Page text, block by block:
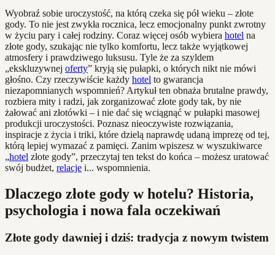
Wyobraź sobie uroczystość, na którą czeka się pół wieku – złote
gody. To nie jest zwykła rocznica, lecz emocjonalny punkt zwrotny
w życiu pary i całej rodziny. Coraz więcej osób wybiera hotel na
złote gody, szukając nie tylko komfortu, lecz także wyjątkowej
atmosfery i prawdziwego luksusu. Tyle że za szyldem
„ekskluzywnej oferty” kryją się pułapki, o których nikt nie mówi
głośno. Czy rzeczywiście każdy hotel to gwarancja
niezapomnianych wspomnień? Artykuł ten obnaża brutalne prawdy,
rozbiera mity i radzi, jak zorganizować złote gody tak, by nie
żałować ani złotówki – i nie dać się wciągnąć w pułapki masowej
produkcji uroczystości. Poznasz nieoczywiste rozwiązania,
inspiracje z życia i triki, które dzielą naprawdę udaną imprezę od tej,
którą lepiej wymazać z pamięci. Zanim wpiszesz w wyszukiwarce
„hotel złote gody”, przeczytaj ten tekst do końca – możesz uratować
swój budżet, relacje i... wspomnienia.
Dlaczego złote gody w hotelu? Historia,
psychologia i nowa fala oczekiwań
Złote gody dawniej i dziś: tradycja z nowym twistem